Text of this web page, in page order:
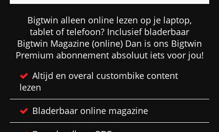
Bigtwin alleen online lezen op je laptop,
tablet of telefoon? Inclusief bladerbaar
Bigtwin Magazine (online) Dan is ons Bigtwin
Premium abonnement absoluut iets voor jou!
Altijd en overal custombike content
lezen
Bladerbaar online magazine